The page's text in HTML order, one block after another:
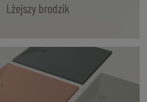
Lżejszy brodzik